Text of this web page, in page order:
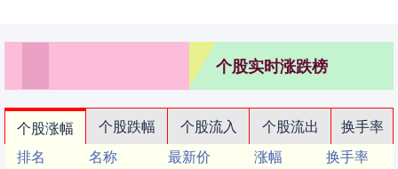
个股实时涨跌榜
个股涨幅 个股跌幅 个股流入 个股流出
换手率
排名
名称 最新价 涨幅
换手率